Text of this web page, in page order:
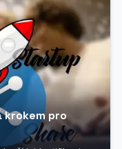
krokem pro